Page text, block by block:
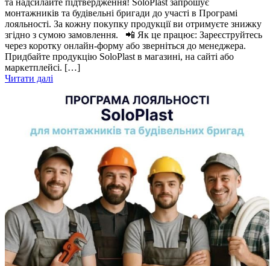
та надсилайте підтвердження! SoloPlast запрошує
монтажників та будівельні бригади до участі в Програмі
лояльності. За кожну покупку продукції ви отримуєте знижку
згідно з сумою замовлення. 📲 Як це працює: Зареєструйтесь
через коротку онлайн-форму або зверніться до менеджера.
Придбайте продукцію SoloPlast в магазині, на сайті або
маркетплейсі. […]
Читати далі